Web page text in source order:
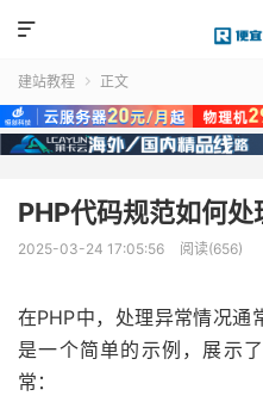

建站教程  正文
PHP代码规范如何处
2025-03-24 17:05:56 阅读(656)
在PHP中，处理异常情况通
是一个简单的示例，展示
常：